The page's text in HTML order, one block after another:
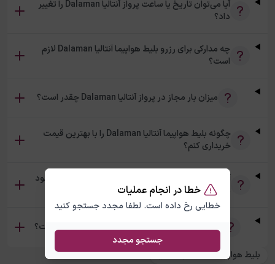
خطا در انجام عملیات
خطایی رخ داده است. لطفا مجدد جستجو کنید
جستجو مجدد
آیا می‌توان تاریخ یا ساعت پرواز آنتالیا Dalaman را تغییر
داد؟
چه مدارکی برای رزرو بلیط هواپیما آنتالیا Dalaman لازم
است؟
میزان بار مجاز در پرواز آنتالیا Dalaman چقدر است؟
چگونه بلیط هواپیما آنتالیا Dalaman را با بهترین قیمت
خریداری کنم؟
آیا امکان خرید بلیط رفت و برگشت آنتالیا Dalaman وجود
دارد؟
تفاوت بلیط چارتر و سیستمی آنتالیا Dalaman چیست؟
بلیط هواپیما دالامان به آنتالیا